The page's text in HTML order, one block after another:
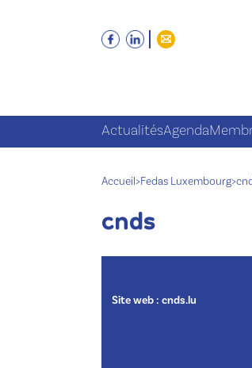
ActualitésAgenda
Accueil>Fedas Luxembourg>
cnds
Site web : cnds.lu